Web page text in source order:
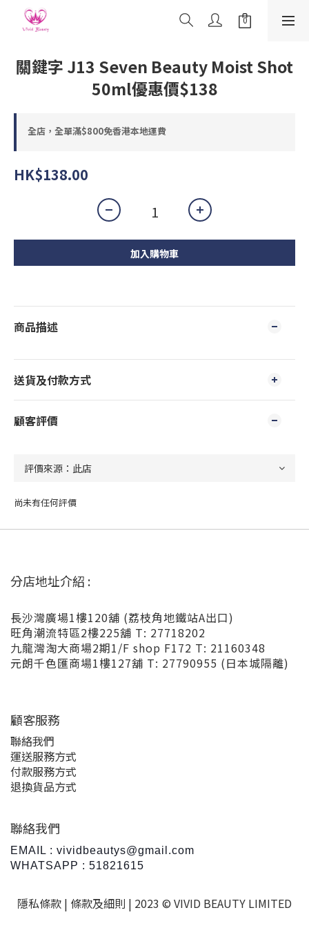
關鍵字 J13 Seven Beauty Moist Shot
50ml優惠價$138
全店，全單滿$800免香港本地運費
HK$138.00
加入購物車
商品描述
送貨及付款方式
顧客評價
尚未有任何評價
分店地址介紹 :
長沙灣廣場1樓120舖 (荔枝角地鐵站A出口)
旺角潮流特區2樓225舖 T: 27718202
九龍灣淘大商場2期1/F shop F172 T: 21160348
元朗千色匯商場1樓127舖 T: 27790955 (日本城隔離)
顧客服務
聯絡我們
運送服務方式
付款服務方式
退換貨品方式
聯絡我們
EMAIL : vividbeautys@gmail.com
WHATSAPP : 51821615
隱私條款 | 條款及細則 | 2023 © VIVID BEAUTY LIMITED